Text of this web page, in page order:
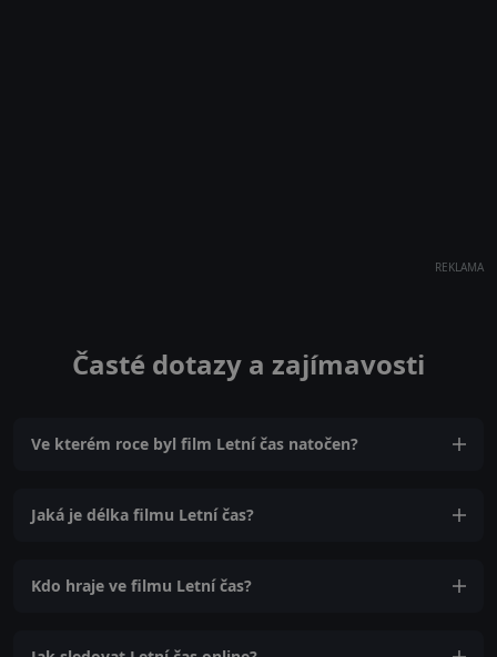
REKLAMA
Časté dotazy a zajímavosti
Ve kterém roce byl film Letní čas natočen?
Jaká je délka filmu Letní čas?
Kdo hraje ve filmu Letní čas?